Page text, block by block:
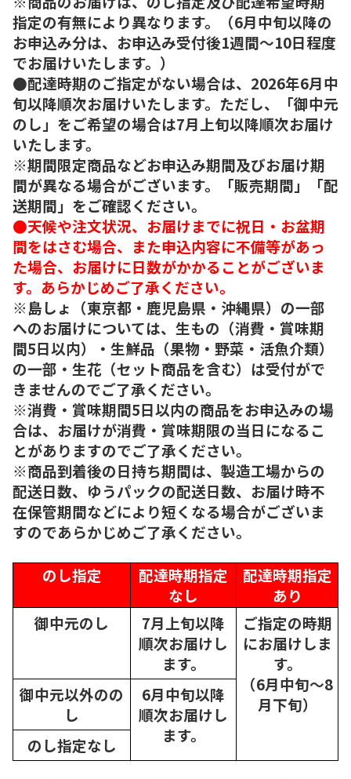
指定の有無により異なります。（6月中旬以降の
お申込み分は、お申込み受付後1週間～10日程度
でお届けいたします。）
●配達時期のご指定がない場合は、2026年6月中
旬以降順次お届けいたします。ただし、「御中元
のし」をご希望の場合は7月上旬以降順次お届け
いたします。
※期間限定商品などお申込み期間及びお届け期
間が異なる場合がございます。「販売期間」「配
送期間」をご確認ください。
●天候や注文状況、お届けまでに祝日・お盆期
間をはさむ場合、また申込内容に不備等があっ
た場合、お届けに日数がかかることがございま
す。あらかじめご了承ください。
※島しょ（東京都・鹿児島県・沖縄県）の一部
へのお届けについては、生もの（消費・賞味期
間5日以内）・生鮮品（果物・野菜・活魚介類）
の一部・生花（セット商品を含む）は受付がで
きませんのでご了承ください。
※消費・賞味期間5日以内の商品をお申込みの場
合は、お届けが消費・賞味期限の当日になるこ
とがありますのでご了承ください。
※商品到着後の日持ち期間は、製造工場からの
配送日数、ゆうパックの配送日数、お届け時不
在保管期間などにより短くなる場合がございま
すのであらかじめご了承ください。
のし指定
配達時期指定
なし
配達時期指定
あり
御中元のし
7月上旬以降
順次お届けし
ます。
ご指定の時期
にお届けしま
す。
（6月中旬～8
月下旬）
御中元以外のの
し
6月中旬以降
順次お届けし
ます。
のし指定なし